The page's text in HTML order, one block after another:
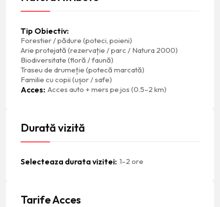
Tip Obiectiv
Forestier / pădure (poteci, poieni)
Arie protejată (rezervație / parc / Natura 2000)
Biodiversitate (floră / faună)
Traseu de drumeție (potecă marcată)
Familie cu copii (ușor / safe)
Acces Acces auto + mers pe jos (0.5–2 km)
Durată vizită
Selecteaza durata vizitei 1–2 ore
Tarife Acces